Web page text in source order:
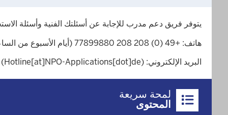
يتوفر فريق دعم مدرب للإجابة عن أسئلتك الفنية وأسئلة
هاتف: +49 (0) 208 208 77899880 (أيام الأسبوع من الساعة 8.00 إلى 16.00)
البريد الإلكتروني: Hotline [at] NPO-Applications.de (Hotline[at]NPO-Applications[dot]de)
Inhalte
لمحة سريعة
المحتوى